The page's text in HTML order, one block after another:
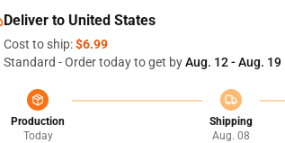
Deliver to United States
Cost to ship:$6.99
Standard - Order today to get byAug. 12 - Aug. 19
Production
Today
Shipping
Aug. 08